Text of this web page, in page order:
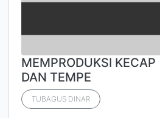
MEMPRODUKSI KECAP
DAN TEMPE
TUBAGUS DINAR